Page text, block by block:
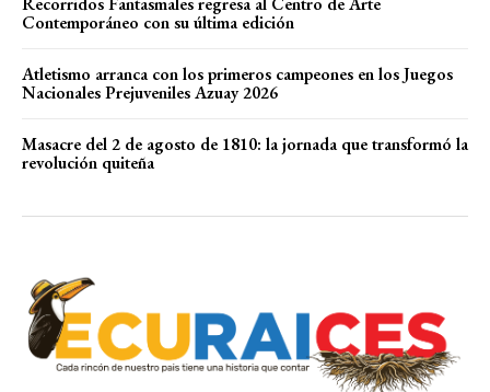
Contemporáneo con su última edición
Atletismo arranca con los primeros campeones en los Juegos
Nacionales Prejuveniles Azuay 2026
Masacre del 2 de agosto de 1810: la jornada que transformó la
revolución quiteña